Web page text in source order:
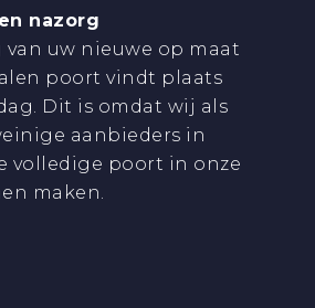
nazorg
van uw nieuwe op maat
poort vindt plaats
Dit is omdat wij als
aanbieders in
volledige poort in onze
maken.